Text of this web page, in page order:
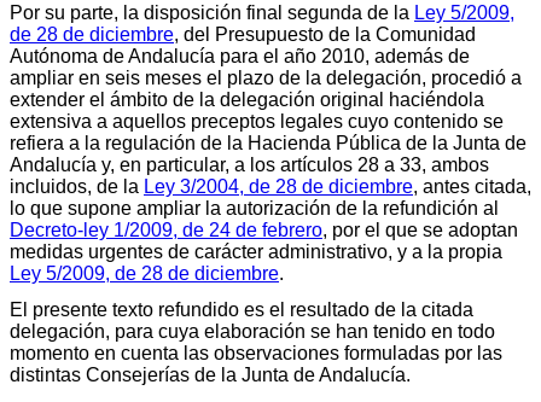
Por su parte, la disposición final segunda de la Ley 5/2009,
de 28 de diciembre, del Presupuesto de la Comunidad
Autónoma de Andalucía para el año 2010, además de
ampliar en seis meses el plazo de la delegación, procedió a
extender el ámbito de la delegación original haciéndola
extensiva a aquellos preceptos legales cuyo contenido se
refiera a la regulación de la Hacienda Pública de la Junta de
Andalucía y, en particular, a los artículos 28 a 33, ambos
incluidos, de la Ley 3/2004, de 28 de diciembre, antes citada,
lo que supone ampliar la autorización de la refundición al
Decreto-ley 1/2009, de 24 de febrero, por el que se adoptan
medidas urgentes de carácter administrativo, y a la propia
Ley 5/2009, de 28 de diciembre.
El presente texto refundido es el resultado de la citada
delegación, para cuya elaboración se han tenido en todo
momento en cuenta las observaciones formuladas por las
distintas Consejerías de la Junta de Andalucía.